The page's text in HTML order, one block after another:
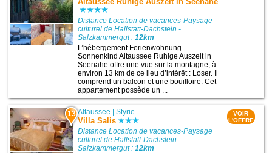
Distance Location de vacances-Paysage
culturel de Hallstatt-Dachstein -
Salzkammergut :12km
L’hébergement Ferienwohnung
Sonnenkind Altaussee Ruhige Auszeit in
Seenähe offre une vue sur la montagne, à
environ 13 km de ce lieu d’intérêt : Loser. Il
comprend un balcon et une bouilloire. Cet
appartement possède un ...
13 Altaussee |Styrie
Villa Salis
Distance Location de vacances-Paysage
culturel de Hallstatt-Dachstein -
Salzkammergut :12km
VOIR
L'OFFRE